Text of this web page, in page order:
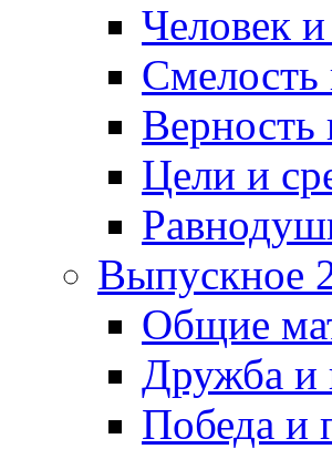
Человек
Смелость
Верность
Цели и
Выпускное
Общие
Дружба и
Победа и